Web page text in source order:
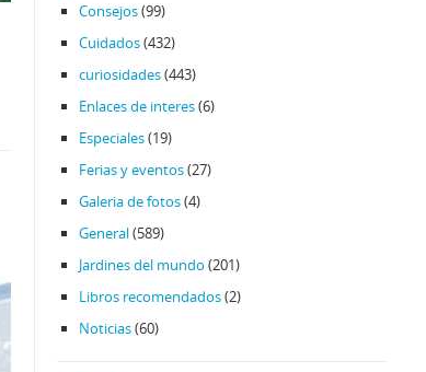
Consejos(99)
Cuidados(432)
curiosidades(443)
Enlaces de interes(6)
Especiales(19)
Ferias y eventos(27)
Galeria de fotos(4)
General(589)
Jardines del mundo (201)
Libros recomendados(2)
Noticias(60)